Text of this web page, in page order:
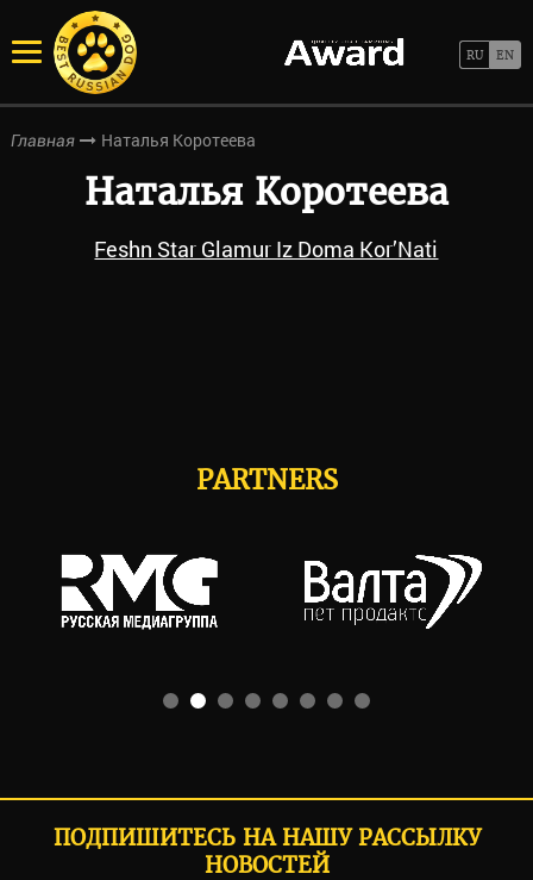
Главная Наталья Коротеева
Наталья Коротеева
Feshn Star Glamur Iz Doma Kor’Nati
PARTNERS
ПОДПИШИТЕСЬ НА НАШУ РАССЫЛКУ
НОВОСТЕЙ